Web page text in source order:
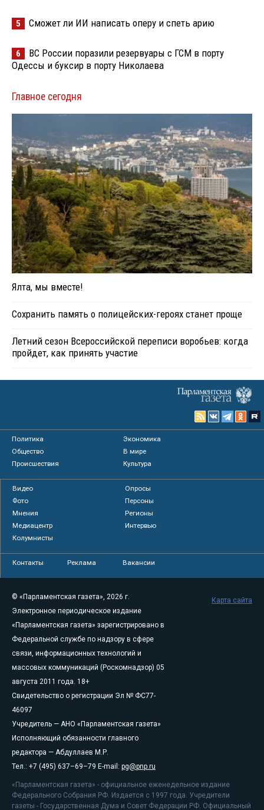
5 Сможет ли ИИ написать оперу и спеть арию
6
ВС России поразили резервуары с ГСМ в порту
Одессы и буксир в порту Николаева
Главное сегодня
Ялта, мы вместе!
Сохранить память о полицейских-героях станет проще
Летний сезон Всероссийской переписи воробьев: когда
пройдет, как принять участие
Политика
Экономика
Общество
В мире
Происшествия
Культура
Видео
Опросы
Фото
Персоны
Мнения
Регионы
Медиацентр
Интервью
Колумнисты
Контакты Реклама Вакансии
© «Парламентская газета», 2026 г.
Электронное периодическое издание
«Парламентская газета» зарегистрировано в
Федеральной службе по надзору в сфере
связи, информационных технологий и
массовых коммуникаций (Роскомнадзор) 05
августа 2011 года. 18+
Свидетельство о регистрации Эл № ФС77-
46097
Учредитель — АНО «Парламентская газета»
Исполняющий обязанности главного
редактора — Абдуллаев М.Р.
Тел.: +7 (495) 637–69–79 E-mail: pg@pnp.ru
«Парламентская газета» - официальное еженедельное издание
Федерального Собрания РФ. Издается с 1997 года. Учредители
газеты - Государственная Дума и Совет Федерации РФ. Официальный
Карта сайта